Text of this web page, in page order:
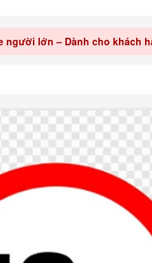
người lớn – Dành cho khách